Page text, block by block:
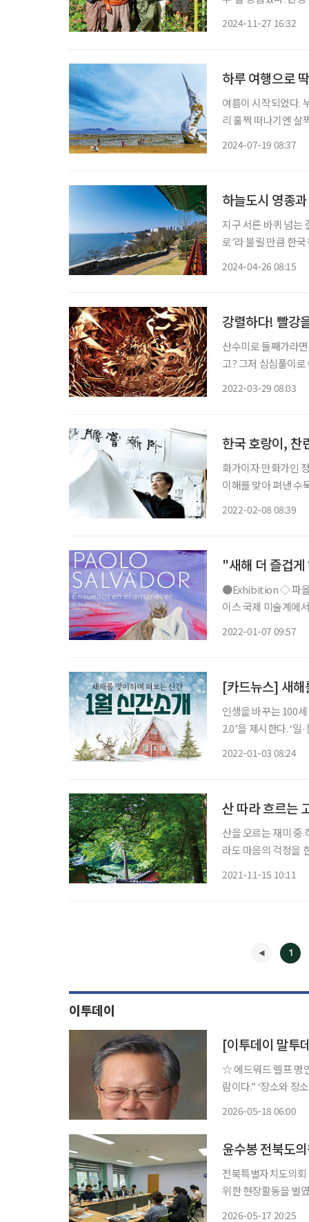
2024-11-27 16:32
하루 여행으로
여름이 시작되었다.
리 훌쩍 떠나기엔 살
2024-07-19 08:37
하늘도시 영종
지구 서른 바퀴 넘는
로’라 불릴 만큼 한
2024-04-26 08:15
강렬하다! 빨강
산수미로 둘째가라
고? 그저 심심풀이
2022-03-29 08:03
한국 호랑이, 찬
화가이자 만화가인
이해를 맞아 펴낸 수
2022-02-08 08:39
"새해 더 즐겁
●Exhibition ◇ 파올로 살바도르 개인전 : 새벽의 백일몽 일정 1월 29일까지 장소 일우스페
이스 국제 미술계에서 부상하고 있는 젊은 작가, 파올로 살바도르(Paolo Salvador, 31)의 개
2022-01-07 09:57
[카드뉴스] 새해
인생을 바꾸는 100
2.0’을 제시한다. ‘
2022-01-03 08:24
산 따라 흐르는
산을 오르는 재미 중
라도 마음의 걱정을
2021-11-15 10:11
1
이투데이
[이투데이 말투
☆ 에드워드 렐프 명언 “사람은 곧 자신이 살고 있는 장소이고, 장소는 곧 그곳에 살고
람이다.” ‘장소와 장소 상실’을 쓴 캐나다 지리학자다. 그는 현상학적 시각에 기반해 장소에 대
2026-05-18 06:00
윤수봉 전북도
전북특별자치도의
위한 현장활동을 벌였다. 17일 전북도의회에 따르면 윤수봉 의원은 지난 15
2026-05-17 20:25